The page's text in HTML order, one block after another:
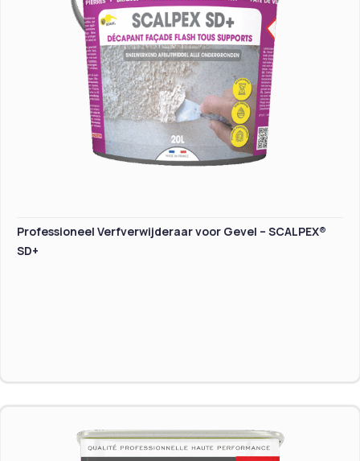
Professioneel Verfverwijderaar voor Gevel – SCALPEX®
SD+